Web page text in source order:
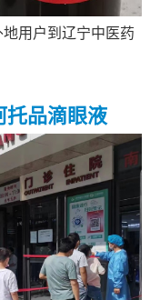
用户到辽宁中医药
托品滴眼液